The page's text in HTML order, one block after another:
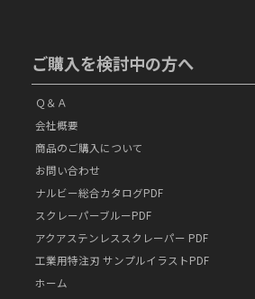
ご購入を検討中の方へ
Ｑ＆Ａ
会社概要
商品のご購入について
お問い合わせ
ナルビー総合カタログPDF
スクレーパーブルーPDF
アクアステンレススクレーパー PDF
工業用特注刃 サンプルイラストPDF
ホーム